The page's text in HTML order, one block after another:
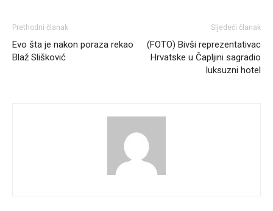
Prethodni članak
Evo šta je nakon poraza rekao
Blaž Slišković
Sljedeći članak
(FOTO) Bivši reprezentativac
Hrvatske u Čapljini sagradio
luksuzni hotel